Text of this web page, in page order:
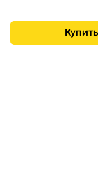
Купить